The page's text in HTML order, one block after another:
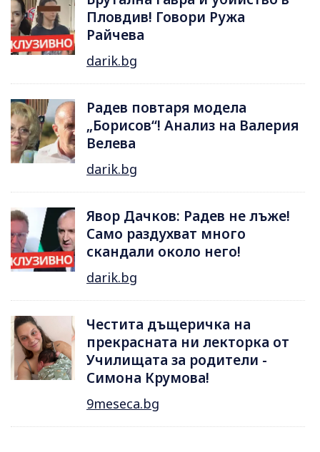
Пловдив! Говори Ружа
Райчева
darik.bg
Радев повтаря модела
„Борисов“! Анализ на Валерия
Велева
darik.bg
Явор Дачков: Радев не лъже!
Само раздухват много
скандали около него!
darik.bg
Честита дъщеричка на
прекрасната ни лекторка от
Училищата за родители -
Симона Крумова!
9meseca.bg